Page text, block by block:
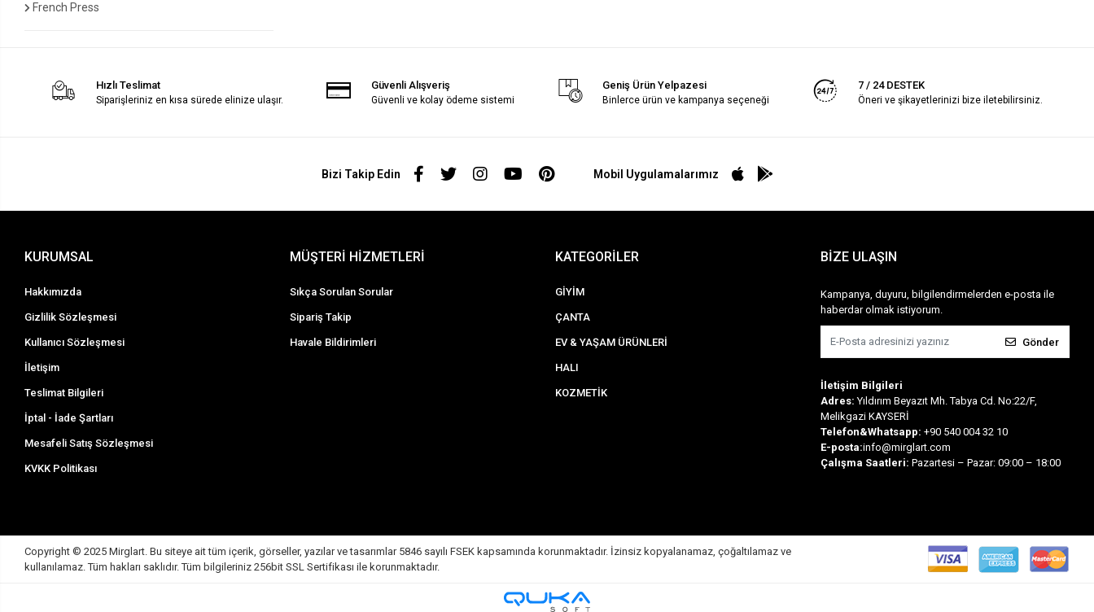
French Press
Hızlı Teslimat
Siparişleriniz en kısa sürede elinize ulaşır.
Güvenli Alışveriş
Güvenli ve kolay ödeme sistemi
Geniş Ürün Yelpazesi
Binlerce ürün ve kampanya seçeneği
7 / 24 DESTEK
Öneri ve şikayetlerinizi bize iletebilirsiniz.
Bizi Takip Edin Mobil Uygulamalarımız
KURUMSAL
Hakkımızda
Gizlilik Sözleşmesi
Kullanıcı Sözleşmesi
İletişim
Teslimat Bilgileri
İptal - İade Şartları
Mesafeli Satış Sözleşmesi
KVKK Politikası
MÜŞTERİ HİZMETLERİ
Sıkça Sorulan Sorular
Sipariş Takip
Havale Bildirimleri
KATEGORİLER
GİYİM
ÇANTA
EV & YAŞAM ÜRÜNLERİ
HALI
KOZMETİK
BİZE ULAŞIN
Kampanya, duyuru, bilgilendirmelerden e-posta ile
haberdar olmak istiyorum.
Gönder
İletişim Bilgileri
Adres: Yıldırım Beyazıt Mh. Tabya Cd. No:22/F,
Melikgazi KAYSERİ
Telefon&Whatsapp: +90 540 004 32 10
E-posta:info@mirglart.com
Çalışma Saatleri: Pazartesi – Pazar: 09:00 – 18:00
Copyright © 2025 Mirglart. Bu siteye ait tüm içerik, görseller, yazılar ve tasarımlar 5846 sayılı FSEK kapsamında korunmaktadır. İzinsiz kopyalanamaz, çoğaltılamaz ve
kullanılamaz. Tüm hakları saklıdır. Tüm bilgileriniz 256bit SSL Sertifikası ile korunmaktadır.